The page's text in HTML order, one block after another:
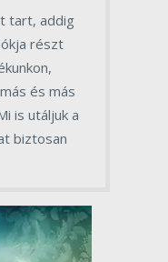
tart, addig
részt
és más
is utáljuk a
biztosan